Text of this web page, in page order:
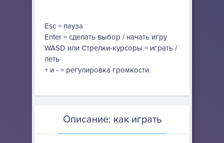
Esc = пауза
Enter = сделать выбор / начать игру
WASD или Стрелки-курсоры = играть /
петь
+ и - = регулировка громкости
Описание: как играть